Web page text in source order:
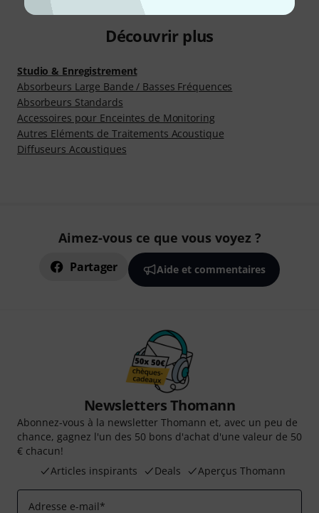
Découvrir plus
Studio & Enregistrement
Absorbeurs Large Bande / Basses Fréquences
Absorbeurs Standards
Accessoires pour Enceintes de Monitoring
Autres Eléments de Traitements Acoustique
Diffuseurs Acoustiques
Aimez-vous ce que vous voyez ?
Partager Aide et commentaires
Newsletters Thomann
Abonnez-vous à la newsletter Thomann et, avec un peu de
chance, gagnez l'un des 50 bons d'achat d'une valeur de 50
€ chacun!
Articles inspirants
Deals Aperçus Thomann
Adresse e-mail*